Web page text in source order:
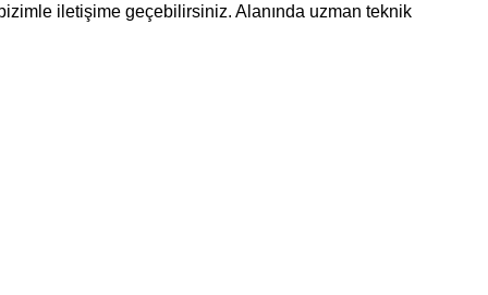
iletişime geçebilirsiniz. Alanında uzman teknik